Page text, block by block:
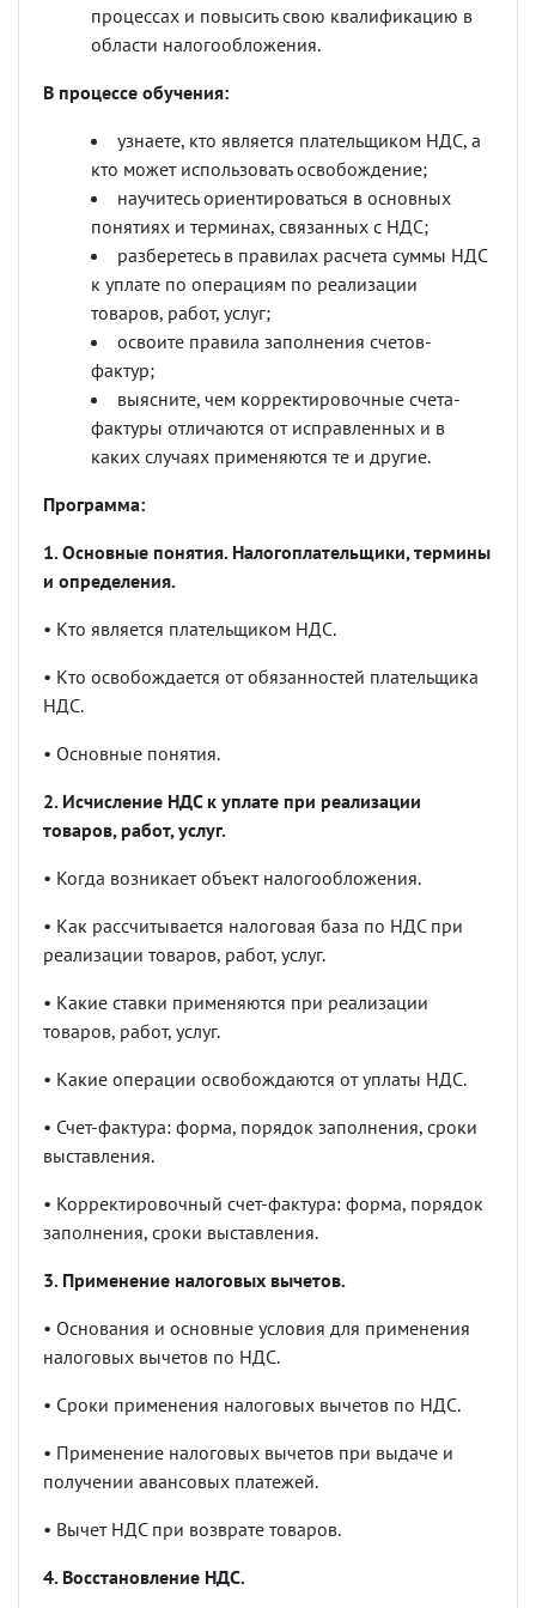
процессах и повысить свою квалификацию в
области налогообложения.
В процессе обучения:
узнаете, кто является плательщиком НДС, а
кто может использовать освобождение;
научитесь ориентироваться в основных
понятиях и терминах, связанных с НДС;
разберетесь в правилах расчета суммы НДС
к уплате по операциям по реализации
товаров, работ, услуг;
освоите правила заполнения счетов-
фактур;
выясните, чем корректировочные счета-
фактуры отличаются от исправленных и в
каких случаях применяются те и другие.
Программа:
1. Основные понятия. Налогоплательщики, термины
и определения.
• Кто является плательщиком НДС.
• Кто освобождается от обязанностей плательщика
НДС.
• Основные понятия.
2. Исчисление НДС к уплате при реализации
товаров, работ, услуг.
• Когда возникает объект налогообложения.
• Как рассчитывается налоговая база по НДС при
реализации товаров, работ, услуг.
• Какие ставки применяются при реализации
товаров, работ, услуг.
• Какие операции освобождаются от уплаты НДС.
• Счет-фактура: форма, порядок заполнения, сроки
выставления.
• Корректировочный счет-фактура: форма, порядок
заполнения, сроки выставления.
3. Применение налоговых вычетов.
• Основания и основные условия для применения
налоговых вычетов по НДС.
• Сроки применения налоговых вычетов по НДС.
• Применение налоговых вычетов при выдаче и
получении авансовых платежей.
• Вычет НДС при возврате товаров.
4. Восстановление НДС.